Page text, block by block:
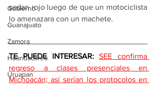
Gobierno
Guanajuato
Zamora
Huandacareo
Uruapan
sedan rojo luego de que un motociclista
lo amenazara con un machete.
TE PUEDE INTERESAR: SEE confirma
regreso a clases presenciales en
Michoacán; así serían los protocolos en